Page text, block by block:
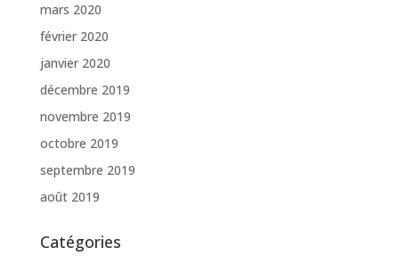
mars 2020
février 2020
janvier 2020
décembre 2019
novembre 2019
octobre 2019
septembre 2019
août 2019
Catégories